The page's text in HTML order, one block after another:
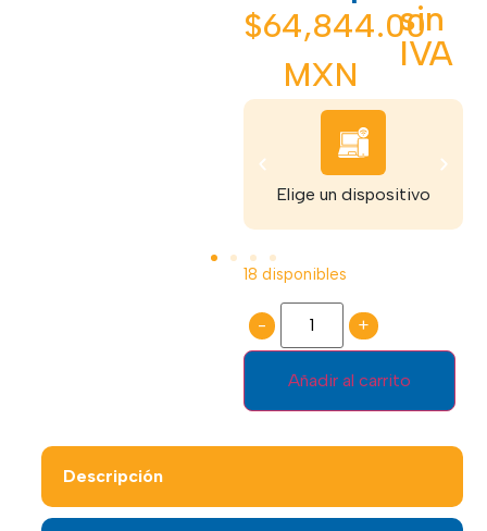
$64,844.00
MXN
sin
IVA
Elige un dispositivo
18 disponibles
- +
Añadir al carrito
Descripción